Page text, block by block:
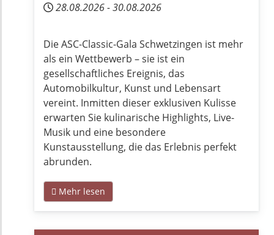
28.08.2026-30.08.2026
Die ASC-Classic-Gala Schwetzingen ist mehr
als ein Wettbewerb – sie ist ein
gesellschaftliches Ereignis, das
Automobilkultur, Kunst und Lebensart
vereint. Inmitten dieser exklusiven Kulisse
erwarten Sie kulinarische Highlights, Live-
Musik und eine besondere
Kunstausstellung, die das Erlebnis perfekt
abrunden.
Mehr lesen